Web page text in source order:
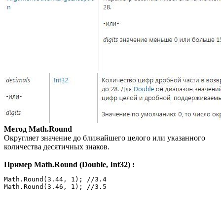
Метод Math.Round
Округляет значение до ближайшего целого или указанного
количества десятичных знаков.
Пример Math.Round (Double, Int32) :
Math.Round(3.44, 1); //3.4
Math.Round(3.46, 1); //3.5